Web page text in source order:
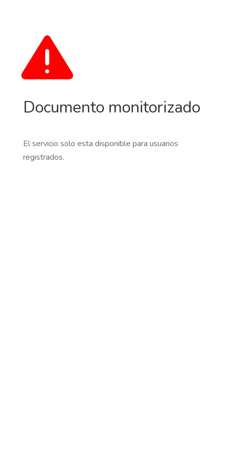
Documento monitorizado
El servicio solo esta disponible para usuarios
registrados.